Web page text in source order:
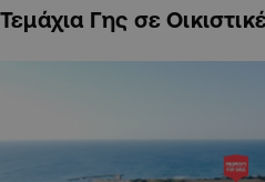
Τεμάχια Γης σε